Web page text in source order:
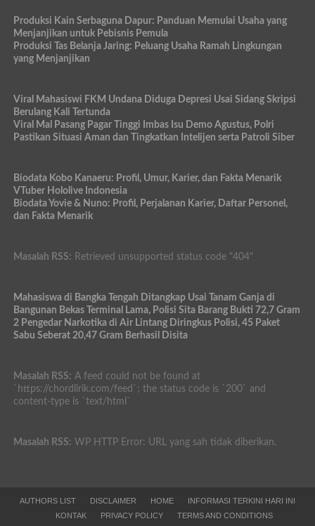
Produksi Kain Serbaguna Dapur: Panduan Memulai Usaha yang
Menjanjikan untuk Pebisnis Pemula
Produksi Tas Belanja Jaring: Peluang Usaha Ramah Lingkungan
yang Menjanjikan
Viral Mahasiswi FKM Undana Diduga Depresi Usai Sidang Skripsi
Berulang Kali Tertunda
Viral Mal Pasang Pagar Tinggi Imbas Isu Demo Agustus, Polri
Pastikan Situasi Aman dan Tingkatkan Intelijen serta Patroli Siber
Biodata Kobo Kanaeru: Profil, Umur, Karier, dan Fakta Menarik
VTuber Hololive Indonesia
Biodata Yovie & Nuno: Profil, Perjalanan Karier, Daftar Personel,
dan Fakta Menarik
Masalah RSS: Retrieved unsupported status code "404"
Mahasiswa di Bangka Tengah Ditangkap Usai Tanam Ganja di
Bangunan Bekas Terminal Lama, Polisi Sita Barang Bukti 72,7 Gram
2 Pengedar Narkotika di Air Lintang Diringkus Polisi, 45 Paket
Sabu Seberat 20,47 Gram Berhasil Disita
Masalah RSS: A feed could not be found at
`https://chordlirik.com/feed`; the status code is `200` and
content-type is `text/html`
Masalah RSS: WP HTTP Error: URL yang sah tidak diberikan.
AUTHORS LIST DISCLAIMER HOME
INFORMASI TERKINI HARI INI
KONTAK
PRIVACY POLICY TERMS AND CONDITIONS